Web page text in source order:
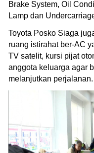
Brake System, Oil
Lamp dan
Toyota Posko Siaga
ruang istirahat ber-AC
TV satelit, kursi pijat
anggota keluarga agar
melanjutkan perjalanan.